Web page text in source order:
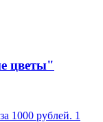
цветы"
1000 рублей. 1